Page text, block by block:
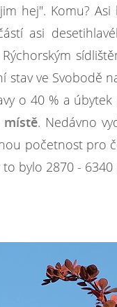
hej". Komu?
asi
stav ve Svobodě
o 40 % a
místě. Nedávno
početnost pro
bylo 2870 - 6340